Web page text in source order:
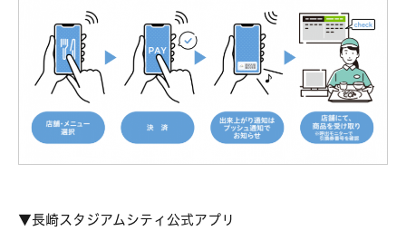
▼長崎スタジアムシティ公式アプリ